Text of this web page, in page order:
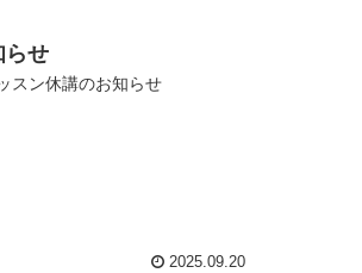
らせ
スン休講のお知らせ
2025.09.20